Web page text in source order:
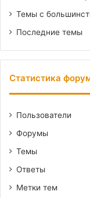
Темы с
Последние темы
Статистика
Пользователи
Форумы
Темы
Ответы
Метки тем